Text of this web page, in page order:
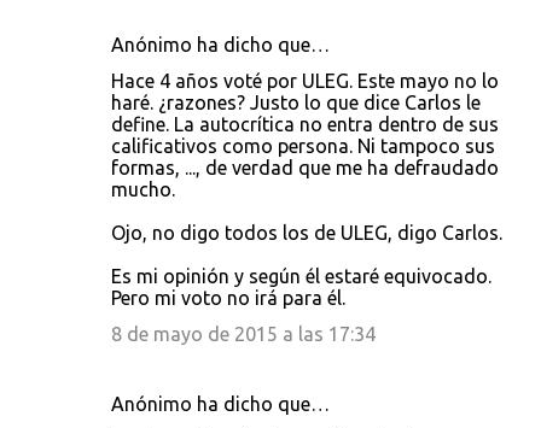
Anónimo ha dicho que…
Hace 4 años voté por ULEG. Este mayo no lo
haré. ¿razones? Justo lo que dice Carlos le
define. La autocrítica no entra dentro de sus
calificativos como persona. Ni tampoco sus
formas, ..., de verdad que me ha defraudado
mucho.
Ojo, no digo todos los de ULEG, digo Carlos.
Es mi opinión y según él estaré equivocado.
Pero mi voto no irá para él.
8 de mayo de 2015 a las 17:34
Anónimo ha dicho que…